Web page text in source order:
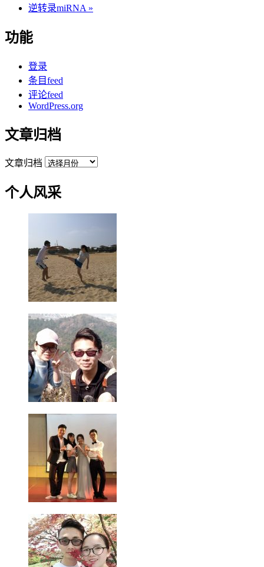
逆转录miRNA »
功能
登录
条目feed
评论feed
WordPress.org
文章归档
文章归档
个人风采